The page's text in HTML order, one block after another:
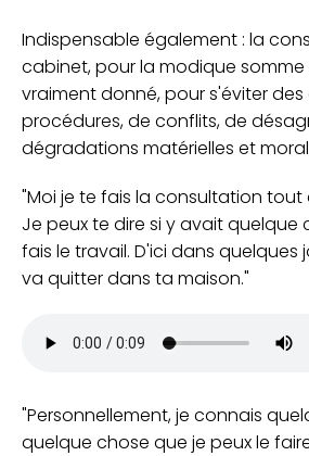
Indispensable également : la
cabinet, pour la modique
vraiment donné, pour s'éviter
procédures, de conflits, de
dégradations matérielles et
Moi je te fais la consultation tout
Je peux te dire si y avait quelque
fais le travail. D'ici dans quelques
va quitter dans ta maison.
Personnellement, je connais
quelque chose que je peux le